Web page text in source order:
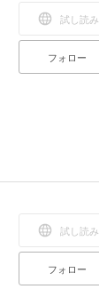
試し読み
フォロー
試し読み
フォロー